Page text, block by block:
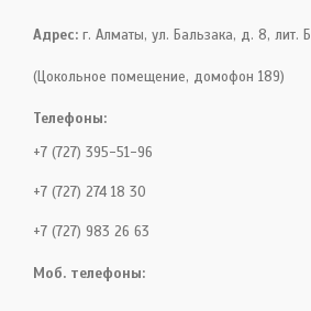
Адрес: г. Алматы, ул. Бальзака, д. 8, лит. Б
(Цокольное помещение, домофон 189)
Телефоны:
+7 (727) 395-51-96
+7 (727) 274 18 30
+7 (727) 983 26 63
Моб. телефоны: